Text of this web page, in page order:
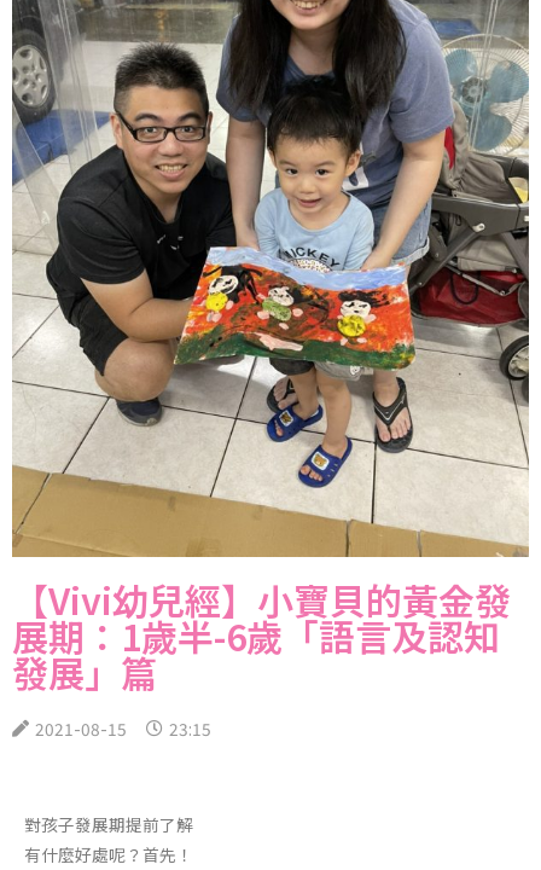
【Vivi幼兒經】小寶貝的黃金發
展期：1歲半-6歲「語言及認知
發展」篇
2021-08-15 23:15
對孩子發展期提前了解
有什麼好處呢？首先！